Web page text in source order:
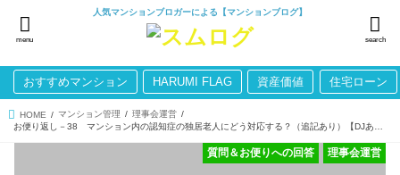
人気マンションブロガーによる【マンションブログ】
search
menu
おすすめマンション HARUMI FLAG 資産価値 住宅ローン
HOME マンション管理
理事会運営
理事会運営
質問＆お便りへの回答